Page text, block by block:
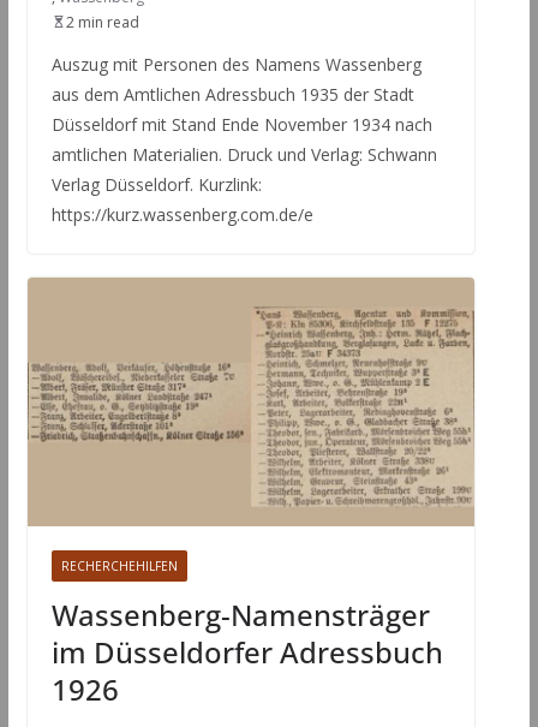
2 min read
Auszug mit Personen des Namens Wassenberg
aus dem Amtlichen Adressbuch 1935 der Stadt
Düsseldorf mit Stand Ende November 1934 nach
amtlichen Materialien. Druck und Verlag: Schwann
Verlag Düsseldorf. Kurzlink:
https://kurz.wassenberg.com.de/e
RECHERCHEHILFEN
Wassenberg-Namensträger
im Düsseldorfer Adressbuch
1926